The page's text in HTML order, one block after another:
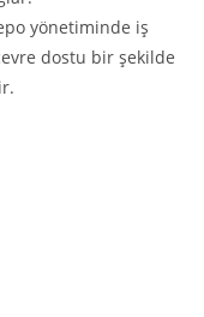
yönetiminde iş
dostu bir şekilde